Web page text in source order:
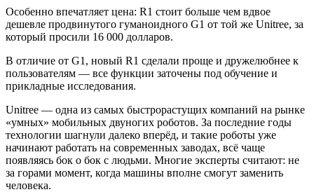
Особенно впечатляет цена: R1 стоит больше чем вдвое
дешевле продвинутого гуманоидного G1 от той же Unitree, за
который просили 16 000 долларов.
В отличие от G1, новый R1 сделали проще и дружелюбнее к
пользователям — все функции заточены под обучение и
прикладные исследования.
Unitree — одна из самых быстрорастущих компаний на рынке
«умных» мобильных двуногих роботов. За последние годы
технологии шагнули далеко вперёд, и такие роботы уже
начинают работать на современных заводах, всё чаще
появляясь бок о бок с людьми. Многие эксперты считают: не
за горами момент, когда машины вполне смогут заменить
человека.